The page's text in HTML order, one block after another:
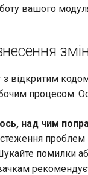
вашого
відкритим
процесом.
над чим
проблем
помилки